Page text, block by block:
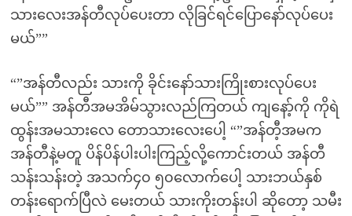
သားလေးအန်တီလုပ်ပေးတာ လိုခြင်ရင်ပြောနော်လုပ်ပေး
မယ်””
“”အန်တီလည်း သားကို ခိုင်းနော်သားကြိုးစားလုပ်ပေး
မယ်”” အန်တီအမအိမ်သွားလည်ကြတယ် ကျနော့်ကို ကိုရဲ
ထွန်းအမသားလေ တောသားလေးပေါ့ “”အန်တီ့အမက
အန်တီနဲ့မတူ ပိန်ပိန်ပါးပါးကြည့်လို့ကောင်းတယ် အန်တီ
သန်းသန်းတဲ့ အသက်၄၀ ၅၀လောက်ပေါ့ သားဘယ်နှစ်
တန်းရောက်ပြီလဲ မေးတယ် သားကိုးတန်းပါ ဆိုတော့ သမီး